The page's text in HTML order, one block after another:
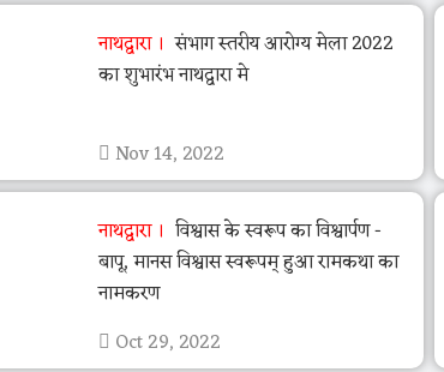
नाथद्वारा
संभाग स्तरीय आरोग्य मेला 2022
का शुभारंभ नाथद्वारा मे
Nov 14, 2022
नाथद्वारा
विश्वास के स्वरूप का विश्वार्पण -
बापू, मानस विश्वास स्वरूपम् हुआ रामकथा का
नामकरण
Oct 29, 2022